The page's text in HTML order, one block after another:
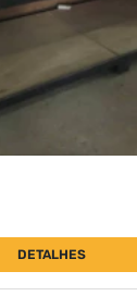
DETALHES